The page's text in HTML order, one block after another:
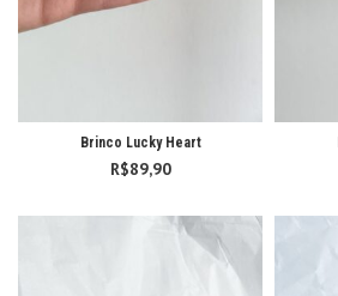
Brinco Lucky Heart
R$89,90